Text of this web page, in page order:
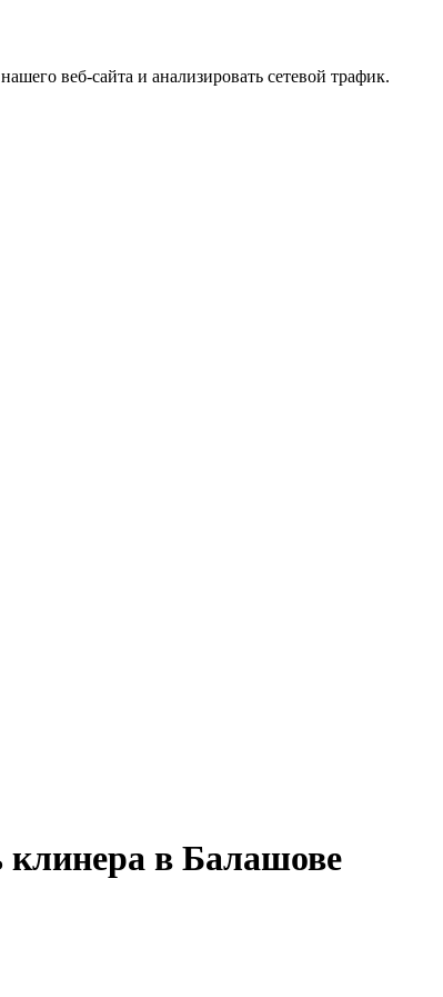
веб-сайта и анализировать сетевой трафик.
клинера в Балашове